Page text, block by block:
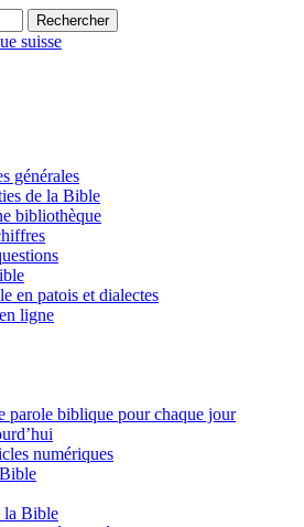
générales
de la Bible
bibliothèque
en patois et dialectes
ligne
parole biblique pour chaque jour
numériques
la Bible